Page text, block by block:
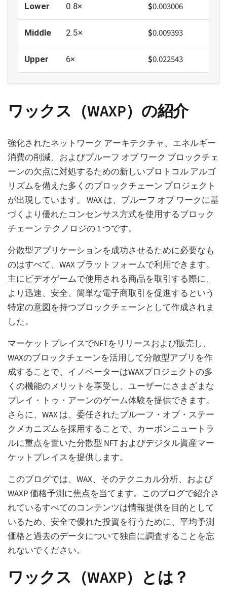
Lower 0.8× $0.003006
Middle 2.5× $0.009393
Upper 6× $0.022543
ワックス（WAXP）の紹介
強化されたネットワーク アーキテクチャ、エネルギー
消費の削減、およびプルーフ オブ ワーク ブロックチェ
ーンの欠点に対処するための新しいプロトコル アルゴ
リズムを備えた多くのブロックチェーン プロジェクト
が出現しています。 WAX は、プルーフ オブ ワークに基
づくより優れたコンセンサス方式を使用するブロック
チェーン テクノロジの 1 つです。
分散型アプリケーションを成功させるために必要なも
のはすべて、WAX プラットフォームで利用できます。
主にビデオゲームで使用される商品を取引する際に、
より迅速、安全、簡単な電子商取引を促進するという
特定の意図を持つブロックチェーンとして作成されま
した。
マーケットプレイスでNFTをリリースおよび販売し、
WAXのブロックチェーンを活用して分散型アプリを作
成することで、イノベーターはWAXプロジェクトの多
くの機能のメリットを享受し、ユーザーにさまざまな
プレイ・トゥ・アーンのゲーム体験を提供できます。
さらに、WAX は、委任されたプルーフ・オブ・ステー
クメカニズムを採用することで、カーボンニュートラ
ルに重点を置いた分散型 NFT およびデジタル資産マー
ケットプレイスを提供します。
このブログでは、WAX、そのテクニカル分析、および
WAXP 価格予測に焦点を当てます。このブログで紹介さ
れているすべてのコンテンツは情報提供を目的として
いるため、安全で優れた投資を行うために、平均予測
価格と過去のデータについて独自に調査することを忘
れないでください。
ワックス（WAXP）とは？